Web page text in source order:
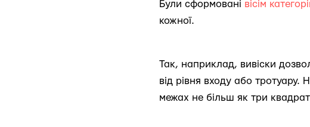
Були сформовані вісім
кожної.
Так, наприклад, вивіски
від рівня входу або
межах не більш як три